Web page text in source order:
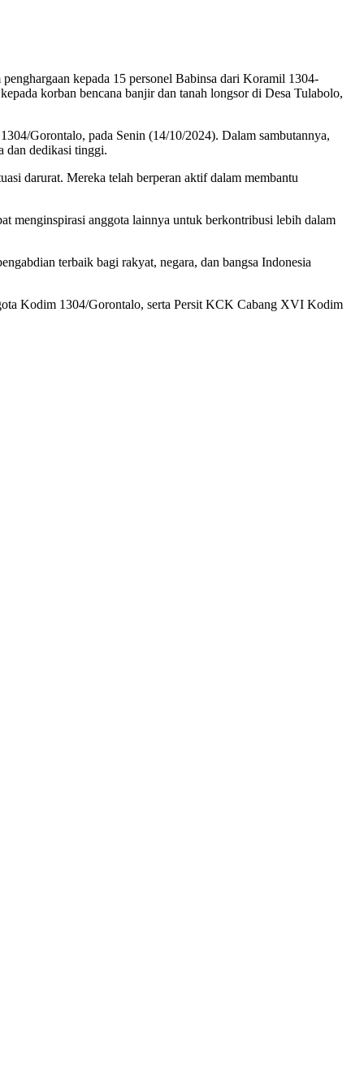
kepada 15 personel Babinsa dari Koramil 1304-
korban bencana banjir dan tanah longsor di Desa Tulabolo,
Gorontalo, pada Senin (14/10/2024). Dalam sambutannya,
dan dedikasi tinggi.
darurat. Mereka telah berperan aktif dalam membantu
menginspirasi anggota lainnya untuk berkontribusi lebih dalam
terbaik bagi rakyat, negara, dan bangsa Indonesia
Kodim 1304/Gorontalo, serta Persit KCK Cabang XVI Kodim